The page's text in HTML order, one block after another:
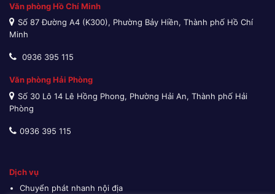
Văn phòng Hồ Chí Minh
Số 87 Đường A4 (K300), Phường Bảy Hiền, Thành phố Hồ Chí
Minh
0936 395 115
Văn phòng Hải Phòng
Số 30 Lô 14 Lê Hồng Phong, Phường Hải An, Thành phố Hải
Phòng
0936 395 115
Dịch vụ
Chuyển phát nhanh nội địa